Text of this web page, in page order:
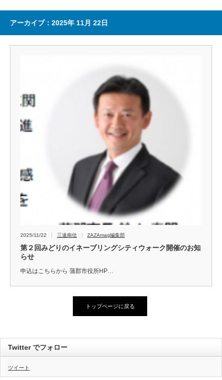
アーカイブ：2025年 11月 22日
2025/11/22 三遠南信 ZAZAmag編集部
第２回みどりのイネーブリングシティウォーク開催のお知
らせ
申込はこちらから 蒲郡市役所HP…
トップページに戻る
Twitter でフォロー
ツイート